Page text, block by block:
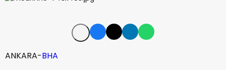
ANKARA-BHA